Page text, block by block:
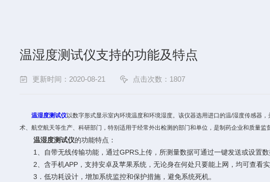
温湿度测试仪支持的功能及特点
更新时间：2020-08-21 点击次数：1807
温湿度测试仪以数字形式显示室内环境温度和环境湿度。该仪器选用进口的温/湿度传感器
术、航空航天等生产、科研部门，特别适用于经常外出检测的部门和单位，是制药企业和质量监
温湿度测试仪的功能特点：
1、自带无线传输功能，通过GPRS上传，所测量数据可通过一键发送或设置数
2、含手机APP，支持安卓及苹果系统，无论身在何处只要能上网，均可查看实
3．低功耗设计，增加系统监控和保护措施，避免系统死机。